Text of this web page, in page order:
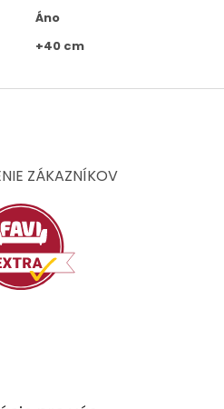
Áno
+40 cm
ZÁKAZNÍKOV